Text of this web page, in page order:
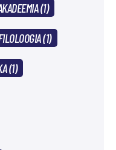
(1)
(1)
(1)